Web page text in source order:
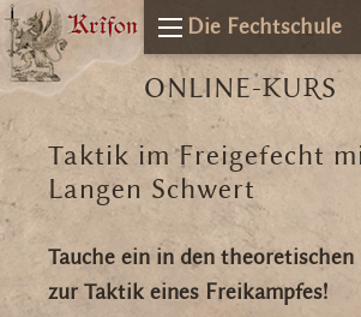
Die Fechtschule
ONLINE-KURS
Taktik im Freigefecht
Langen Schwert
Tauche ein in den
zur Taktik eines Freikampfes!